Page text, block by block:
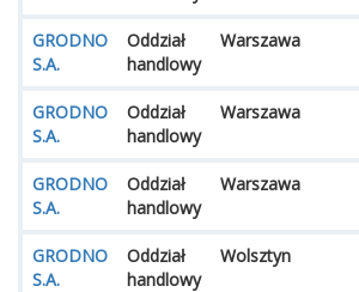
GRODNO
S.A.
Oddział
handlowy
Warszawa
GRODNO
S.A.
Oddział
handlowy
Warszawa
GRODNO
S.A.
Oddział
handlowy
Warszawa
GRODNO
S.A.
Oddział
handlowy
Wolsztyn